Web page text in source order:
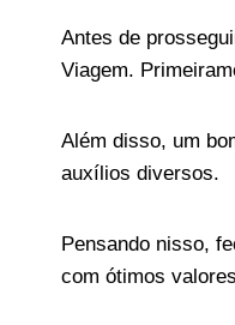
Antes de
Viagem.
Além disso, um
auxílios diversos.
Pensando nisso,
com ótimos